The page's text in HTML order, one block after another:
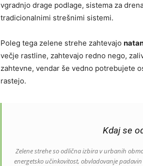
vgradnjo drage podlage, sistema za
tradicionalnimi strešnimi sistemi.
Poleg tega zelene strehe zahtevajo
večje rastline, zahtevajo redno nego,
zahtevne, vendar še vedno potrebujete
rastejo.
Kdaj se
Zelene strehe so odlična izbira v urbanih
energetsko učinkovitost, obvladovanje